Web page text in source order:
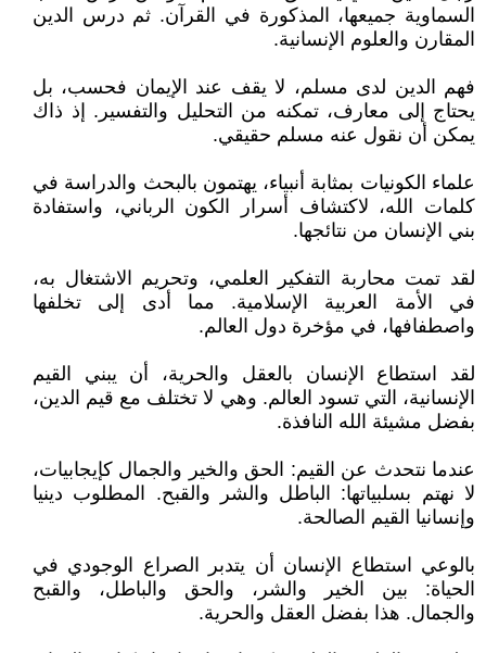
السماوية جميعها، المذكورة في القرآن. ثم درس الدين
المقارن والعلوم الإنسانية.
فهم الدين لدى مسلم، لا يقف عند الإيمان فحسب، بل
يحتاج إلى معارف، تمكنه من التحليل والتفسير. إذ ذاك
يمكن أن نقول عنه مسلم حقيقي.
علماء الكونيات بمثابة أنبياء، يهتمون بالبحث والدراسة في
كلمات الله، لاكتشاف أسرار الكون الرباني، واستفادة
بني الإنسان من نتائجها.
لقد تمت محاربة التفكير العلمي، وتحريم الاشتغال به،
في الأمة العربية الإسلامية. مما أدى إلى تخلفها
واصطفافها، في مؤخرة دول العالم.
لقد استطاع الإنسان بالعقل والحرية، أن يبني القيم
الإنسانية، التي تسود العالم. وهي لا تختلف مع قيم الدين،
بفضل مشيئة الله النافذة.
عندما نتحدث عن القيم: الحق والخير والجمال كإيجابيات،
لا نهتم بسلبياتها: الباطل والشر والقبح. المطلوب دينيا
وإنسانيا القيم الصالحة.
بالوعي استطاع الإنسان أن يتدبر الصراع الوجودي في
الحياة: بين الخير والشر، والحق والباطل، والقبح
والجمال. هذا بفضل العقل والحرية.